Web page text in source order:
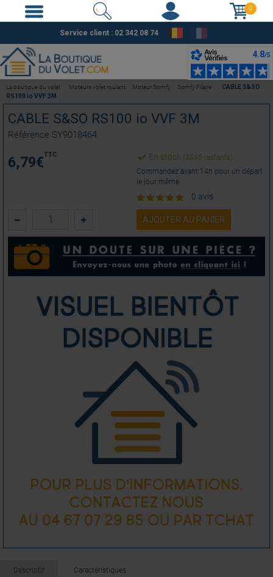
0
Service client : 02 342 08 74
CABLE S&SO RS100 io VVF 3M
Référence SY9018464
6,79€TTC En stock (3546 restants)
Commandez avant 14h pour un départ
le jour même
0 avis
AJOUTER AU PANIER
Descriptif Caractéristiques
La boutique du volet Moteurs volet roulant Moteur Somfy Somfy Filaire
CABLE S&SO
RS100 io VVF 3M